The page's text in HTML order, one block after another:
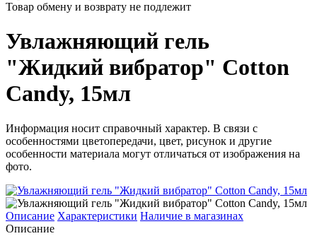
Товар обмену и возврату не подлежит
Увлажняющий гель
"Жидкий вибратор" Cotton
Candy, 15мл
Информация носит справочный характер. В связи с
особенностями цветопередачи, цвет, рисунок и другие
особенности материала могут отличаться от изображения на
фото.
Описание Характеристики Наличие в магазинах
Описание